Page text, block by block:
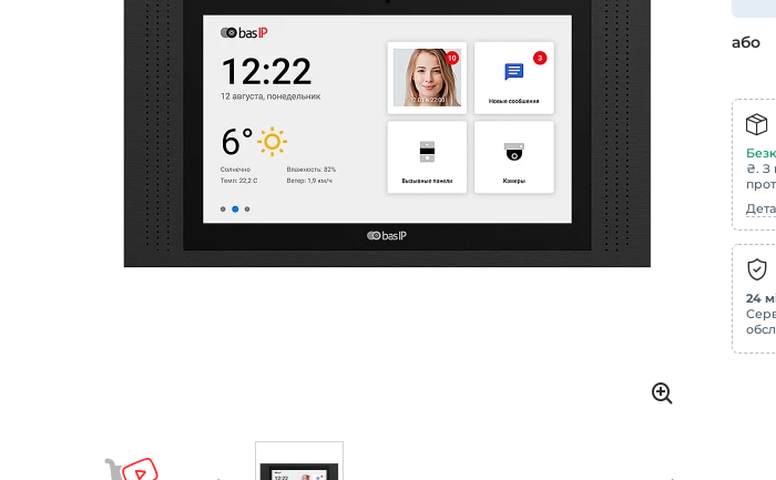
або
₴. З
24